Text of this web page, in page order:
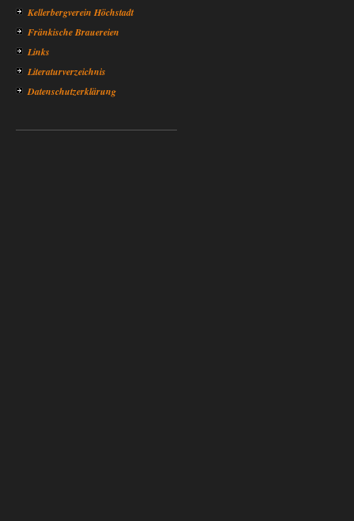
Kellerbergverein Höchstadt
Fränkische Brauereien
Links
Literaturverzeichnis
Datenschutzerklärung